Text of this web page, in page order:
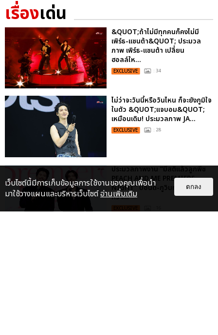
เรื่องเด่น
&QUOT;ถ้าไม่มีทุกคนก็คงไม่มี
เพิร์ธ-แซนต้า&QUOT; ประมวล
ภาพ เพิร์ธ-แซนต้า เปลี่ยน
ฮอลล์ให...
EXCLUSIVE : 34
ไม่ว่าจะวันนี้หรือวันไหน ก็จะยังภูมิใจ
ในตัว &QUOT;แจบอม&QUOT;
เหมือนเดิม! ประมวลภาพ JA...
EXCLUSIVE : 28
ประมวลภาพงาน “มีสติแล้วลูกพีช
PEACH AND ME PREMIERE
NIGHT” ปอนด์-ภูวินทร์ คลั่งรัก
หวา...
EXCLUSIVE
เว็บไซต์นี้มีการเก็บข้อมูลการใช้งานของคุณเพื่อนำ
มาใช้วางแผนและบริหารเว็บไซต์อ่านเพิ่มเติม
ตกลง